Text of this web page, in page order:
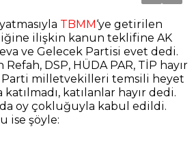
TBMM‘ye getirilen
ilişkin kanun teklifine AK
ve Gelecek Partisi evet dedi.
Refah, DSP, HÜDA PAR, TİP hayır
Parti milletvekilleri temsili heyet
katılmadı, katılanlar hayır dedi.
oy çokluğuyla kabul edildi.
ise şöyle: